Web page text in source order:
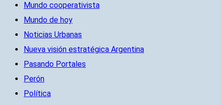
Mundo cooperativista
Mundo de hoy
Noticias Urbanas
Nueva visión estratégica Argentina
Pasando Portales
Perón
Política